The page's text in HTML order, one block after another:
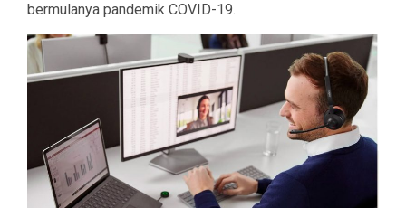
bermulanya pandemik COVID-19.